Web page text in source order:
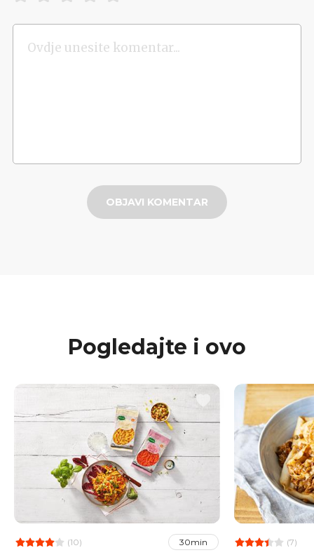
OBJAVI KOMENTAR
Pogledajte i ovo
(10) 30min (7)